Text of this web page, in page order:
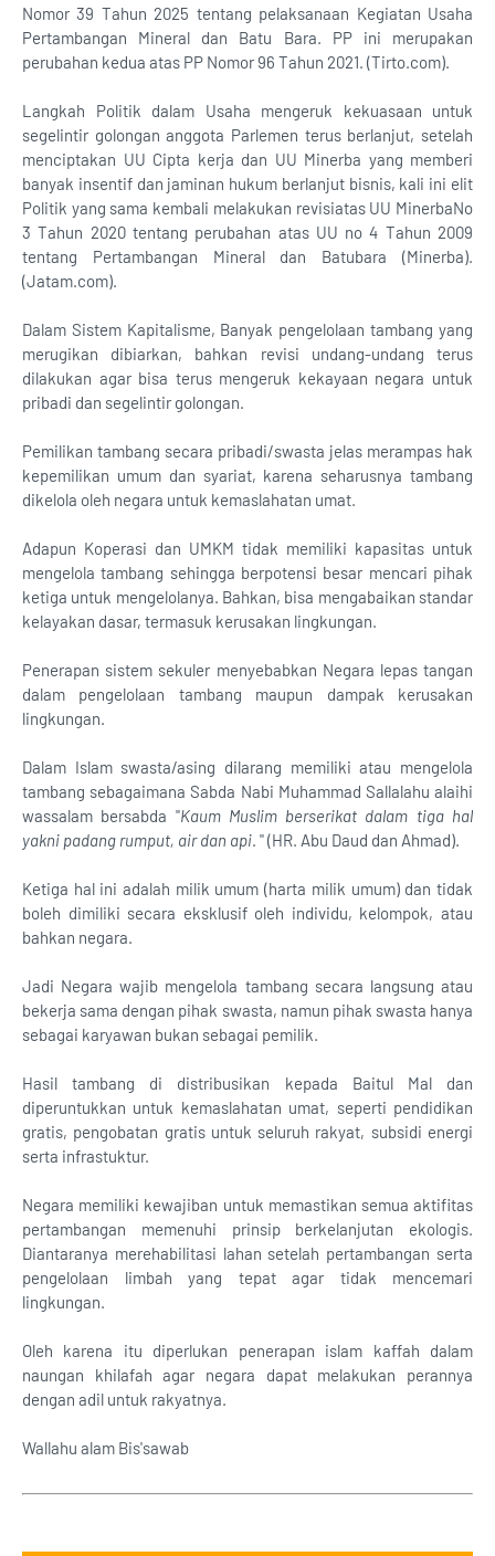
Nomor 39 Tahun 2025 tentang pelaksanaan Kegiatan Usaha
Pertambangan Mineral dan Batu Bara. PP ini merupakan
perubahan kedua atas PP Nomor 96 Tahun 2021. (Tirto.com).
Langkah Politik dalam Usaha mengeruk kekuasaan untuk
segelintir golongan anggota Parlemen terus berlanjut, setelah
menciptakan UU Cipta kerja dan UU Minerba yang memberi
banyak insentif dan jaminan hukum berlanjut bisnis, kali ini elit
Politik yang sama kembali melakukan revisiatas UU MinerbaNo
3 Tahun 2020 tentang perubahan atas UU no 4 Tahun 2009
tentang Pertambangan Mineral dan Batubara (Minerba).
(Jatam.com).
Dalam Sistem Kapitalisme, Banyak pengelolaan tambang yang
merugikan dibiarkan, bahkan revisi undang-undang terus
dilakukan agar bisa terus mengeruk kekayaan negara untuk
pribadi dan segelintir golongan.
Pemilikan tambang secara pribadi/swasta jelas merampas hak
kepemilikan umum dan syariat, karena seharusnya tambang
dikelola oleh negara untuk kemaslahatan umat.
Adapun Koperasi dan UMKM tidak memiliki kapasitas untuk
mengelola tambang sehingga berpotensi besar mencari pihak
ketiga untuk mengelolanya. Bahkan, bisa mengabaikan standar
kelayakan dasar, termasuk kerusakan lingkungan.
Penerapan sistem sekuler menyebabkan Negara lepas tangan
dalam pengelolaan tambang maupun dampak kerusakan
lingkungan.
Dalam Islam swasta/asing dilarang memiliki atau mengelola
tambang sebagaimana Sabda Nabi Muhammad Sallalahu alaihi
wassalam bersabda "Kaum Muslim berserikat dalam tiga hal
yakni padang rumput, air dan api. " (HR. Abu Daud dan Ahmad).
Ketiga hal ini adalah milik umum (harta milik umum) dan tidak
boleh dimiliki secara eksklusif oleh individu, kelompok, atau
bahkan negara.
Jadi Negara wajib mengelola tambang secara langsung atau
bekerja sama dengan pihak swasta, namun pihak swasta hanya
sebagai karyawan bukan sebagai pemilik.
Hasil tambang di distribusikan kepada Baitul Mal dan
diperuntukkan untuk kemaslahatan umat, seperti pendidikan
gratis, pengobatan gratis untuk seluruh rakyat, subsidi energi
serta infrastuktur.
Negara memiliki kewajiban untuk memastikan semua aktifitas
pertambangan memenuhi prinsip berkelanjutan ekologis.
Diantaranya merehabilitasi lahan setelah pertambangan serta
pengelolaan limbah yang tepat agar tidak mencemari
lingkungan.
Oleh karena itu diperlukan penerapan islam kaffah dalam
naungan khilafah agar negara dapat melakukan perannya
dengan adil untuk rakyatnya.
Wallahu alam Bis'sawab